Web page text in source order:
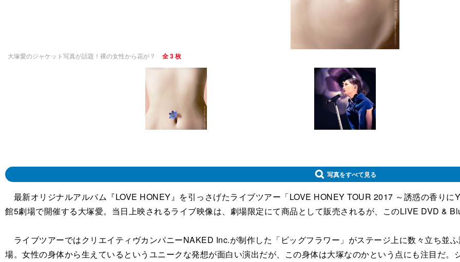
大塚愛のジャケット写真が話題！裸の女性から花が？ 全 3 枚
写真をすべて見る
最新オリジナルアルバム『LOVE HONEY』を引っさげたライブツアー「LOVE HONEY TOUR 2017 ～誘惑の香り
館5劇場で開催する大塚愛。当日上映されるライブ映像は、劇場限定にて商品として販売されるが、このLIVE DVD &
ライブツアーではクリエイティヴカンパニーNAKED Inc.が制作した「ビッグフラワー」がステージ上に数々立ち並
場。女性の身体から生えているというユニークな発想が面白い演出だが、この身体は大塚なのかという点にも注目だ